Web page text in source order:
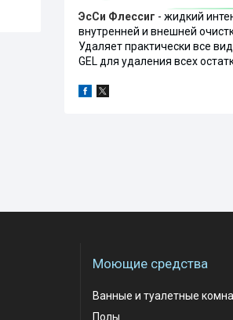
ЭсСи Флессиг - жидкий
внутренней и внешней
Удаляет практически все
GEL для удаления всех
Моющие средства
Ванные и туалетные
Полы